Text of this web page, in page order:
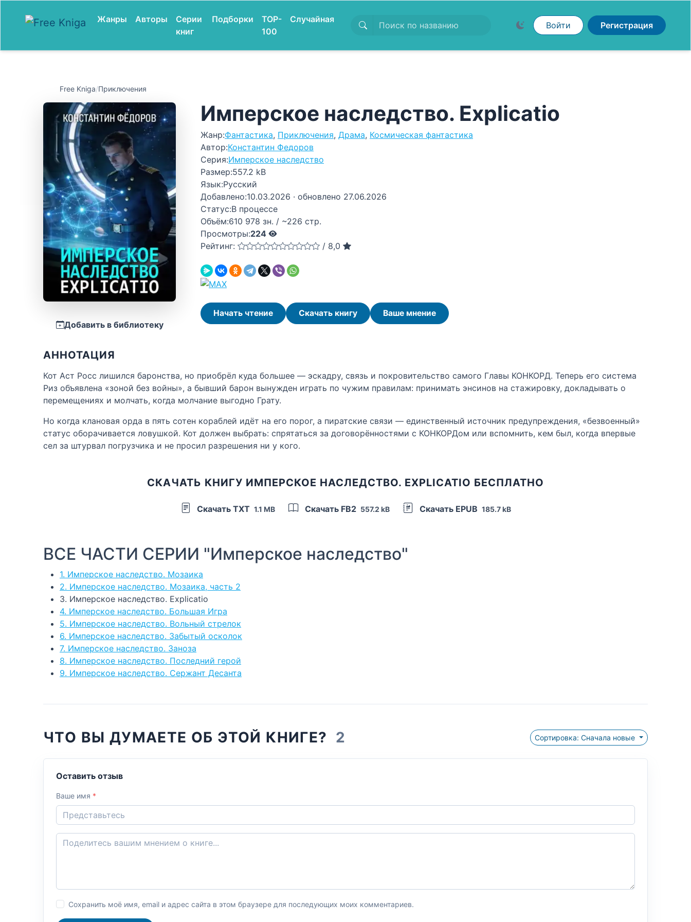
Жанры Авторы
Серии
книг
Подборки
TOP-
100
Случайная
Войти Регистрация
Free Kniga/Приключения
Добавить в библиотеку
Имперское наследство. Explicatio
Жанр:Фантастика, Приключения, Драма, Космическая фантастика
Автор:Константин Федоров
Серия:Имперское наследство
Размер:557.2 kB
Язык:Русский
Добавлено:10.03.2026 · обновлено 27.06.2026
Статус:В процессе
Объём:610 978 зн. / ~226 стр.
Просмотры:224
Рейтинг:
/ 8,0
Начать чтение Скачать книгу Ваше мнение
АННОТАЦИЯ
Кот Аст Росс лишился баронства, но приобрёл куда большее — эскадру, связь и покровительство самого Главы КОНКОРД. Теперь его система
Риз объявлена «зоной без войны», а бывший барон вынужден играть по чужим правилам: принимать энсинов на стажировку, докладывать о
перемещениях и молчать, когда молчание выгодно Грату.
Но когда клановая орда в пять сотен кораблей идёт на его порог, а пиратские связи — единственный источник предупреждения, «безвоенный»
статус оборачивается ловушкой. Кот должен выбрать: спрятаться за договорённостями с КОНКОРДом или вспомнить, кем был, когда впервые
сел за штурвал погрузчика и не просил разрешения ни у кого.
СКАЧАТЬ КНИГУ ИМПЕРСКОЕ НАСЛЕДСТВО. EXPLICATIO БЕСПЛАТНО
Скачать TXT 1.1 MB Скачать FB2 557.2 kB Скачать EPUB 185.7 kB
ВСЕ ЧАСТИ СЕРИИ "Имперское наследство"
1. Имперское наследство. Мозаика
2. Имперское наследство. Мозаика, часть 2
3. Имперское наследство. Explicatio
4. Имперское наследство. Большая Игра
5. Имперское наследство. Вольный стрелок
6. Имперское наследство. Забытый осколок
7. Имперское наследство. Заноза
8. Имперское наследство. Последний герой
9. Имперское наследство. Сержант Десанта
ЧТО ВЫ ДУМАЕТЕ ОБ ЭТОЙ КНИГЕ? 2 Сортировка: Сначала новые
Оставить отзыв
Ваше имя *
Сохранить моё имя, email и адрес сайта в этом браузере для последующих моих комментариев.